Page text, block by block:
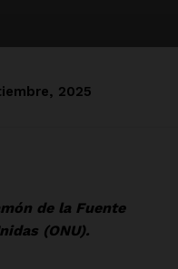
2025
de la Fuente
(ONU).